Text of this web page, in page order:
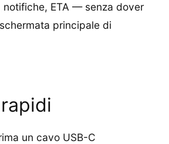
ETA — senza dover
principale di
un cavo USB-C